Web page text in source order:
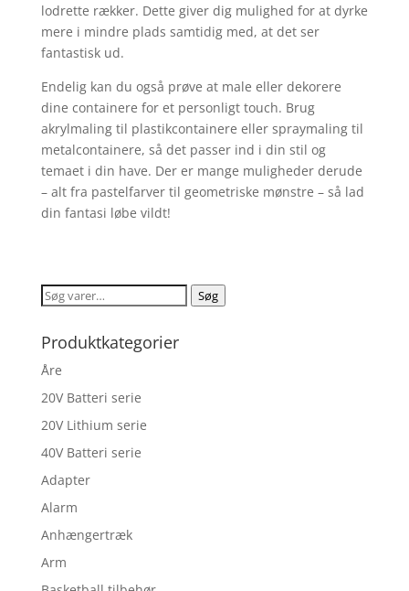
lodrette rækker. Dette giver dig mulighed for at dyrke
mere i mindre plads samtidig med, at det ser
fantastisk ud.
Endelig kan du også prøve at male eller dekorere
dine containere for et personligt touch. Brug
akrylmaling til plastikcontainere eller spraymaling til
metalcontainere, så det passer ind i din stil og
temaet i din have. Der er mange muligheder derude
– alt fra pastelfarver til geometriske mønstre – så lad
din fantasi løbe vildt!
Søg
Søg
Produktkategorier
Åre
20V Batteri serie
20V Lithium serie
40V Batteri serie
Adapter
Alarm
Anhængertræk
Arm